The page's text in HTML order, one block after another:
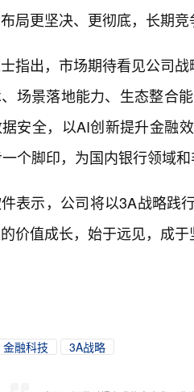
局更坚决、更彻底，长期竞
指出，市场期待看见公司
场景落地能力、生态整合
安全，以AI创新提升金融
个脚印，为国内银行领域
表示，公司将以3A战略践
价值成长，始于远见，成于
金融科技 3A战略